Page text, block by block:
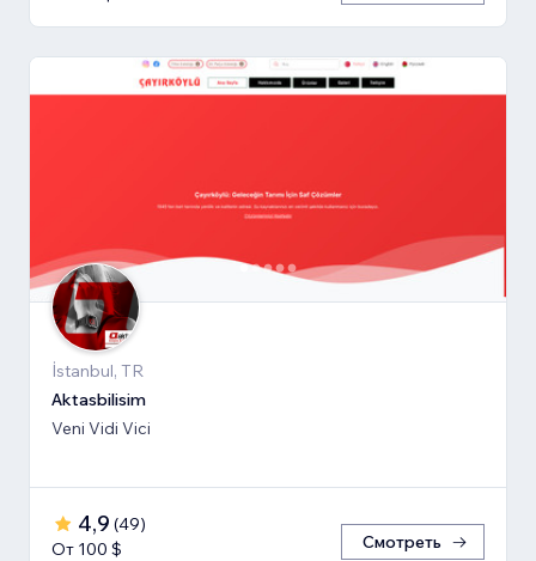
İstanbul, TR
Aktasbilisim
Veni Vidi Vici
4,9 (49)
От 100 $
Смотреть